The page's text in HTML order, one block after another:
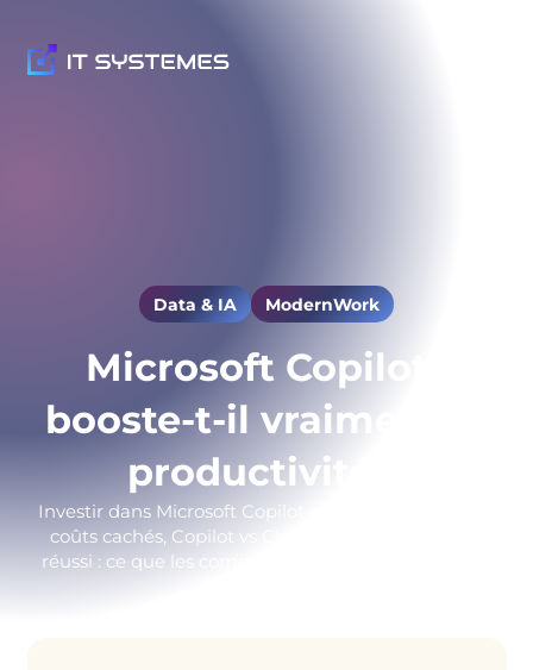
Data & IA ModernWork
Microsoft Copilot :
booste-t-il vraiment la
productivité ?
Investir dans Microsoft Copilot ou pas ? ROI réaliste,
coûts cachés, Copilot vs ChatGPT et déploiement
réussi : ce que les commerciaux ne vous disent pas.